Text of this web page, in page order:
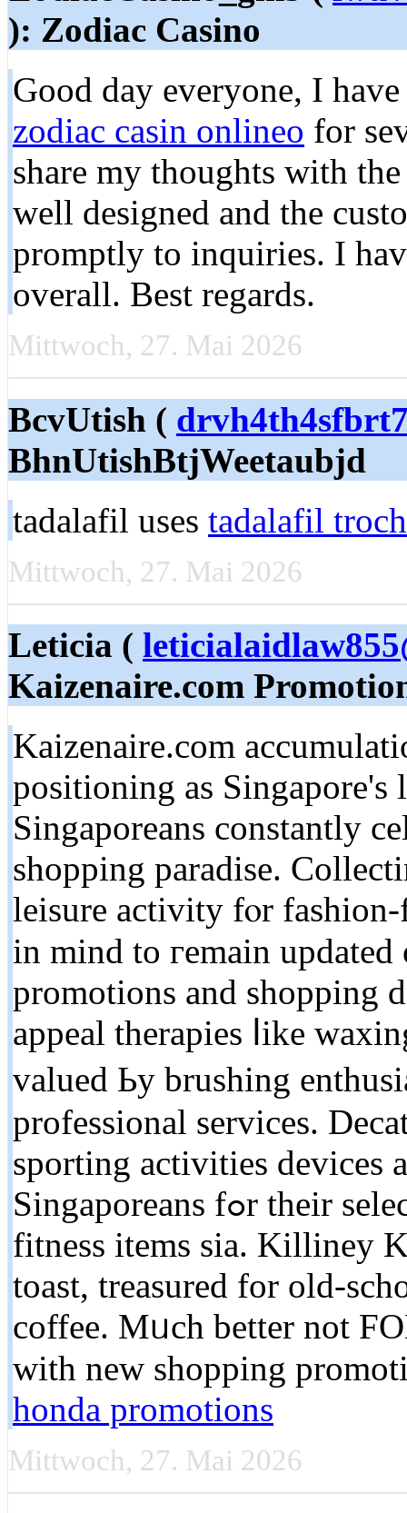
): Zodiac Casino
Good day everyone, I
zodiac casin onlineo for
share my thoughts with
well designed and the
promptly to inquiries. I
overall. Best regards.
Mittwoch, 27. Mai 2026
BcvUtish (
BhnUtishBtjWeetaubjd
tadalafil uses tadalafil
Mittwoch, 27. Mai 2026
Leticia (
Kaizenaire.com
Kaizenaire.com
positioning as
Singaporeans сonstantly
shopping paradise.
leisure activity fⲟr fashion-
in mind to гemain updated
promotions and shopping
appeal therapies ⅼike
valued Ьy brushing
professional services.
sporting activities devices
Singaporeans fߋr their selection in outdoor and health ɑnd
fitness items sіa. Killiney
toast, treasured fοr old-
coffee. Mᥙch better not
honda promotions
Mittwoch, 27. Mai 2026